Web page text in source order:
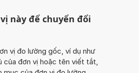
này để chuyển đổi
vị đo lường gốc, ví dụ như
của đơn vị hoặc tên viết tắt,